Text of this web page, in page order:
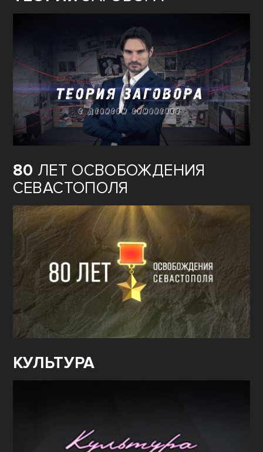
80 ЛЕТ ОСВОБОЖДЕНИЯ
СЕВАСТОПОЛЯ
КУЛЬТУРА